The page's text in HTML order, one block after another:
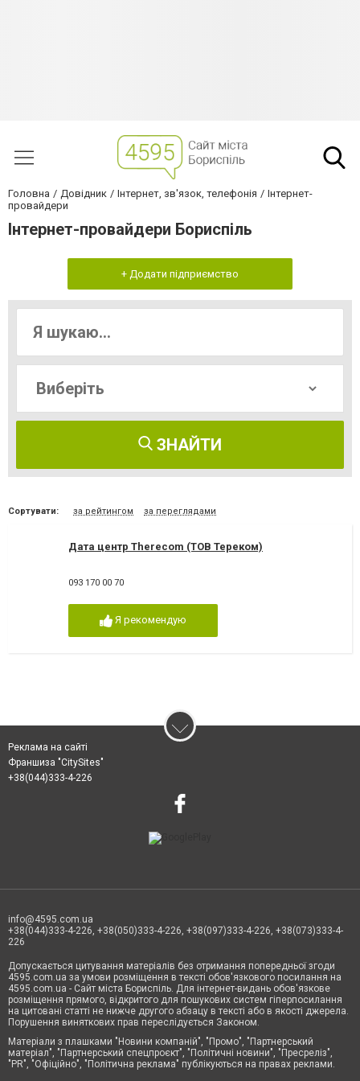
Головна Довідник Інтернет, зв'язок, телефонія
Інтернет-
провайдери
Інтернет-провайдери Бориспіль
+ Додати підприємство
ЗНАЙТИ
Сортувати: за рейтингом за переглядами
Дата центр Therecom (ТОВ Тереком)
093 170 00 70
Я рекомендую
Реклама на сайті
Франшиза "CitySites"
+38(044)333-4-226
info@4595.com.ua
+38(044)333-4-226, +38(050)333-4-226, +38(097)333-4-226, +38(073)333-4-
226
Допускається цитування матеріалів без отримання попередньої згоди
4595.com.ua за умови розміщення в тексті обов'язкового посилання на
4595.com.ua - Сайт міста Бориспіль. Для інтернет-видань обов'язкове
розміщення прямого, відкритого для пошукових систем гіперпосилання
на цитовані статті не нижче другого абзацу в тексті або в якості джерела.
Порушення виняткових прав переслідується Законом.
Матеріали з плашками "Новини компаній", "Промо", "Партнерський
матеріал", "Партнерський спецпроєкт", "Політичні новини", "Пресреліз",
"PR", "Офіційно", "Політична реклама" публікуються на правах реклами.